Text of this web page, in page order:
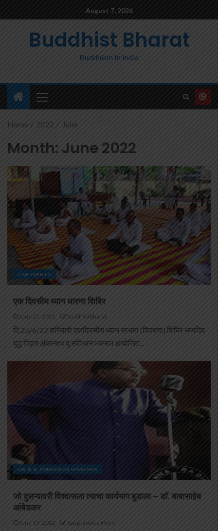
August 7, 2026
Buddhist Bharat
Buddhism In India
Home 2022 June
Month: June 2022
LIVE EVENTS
एक दिवसीय ध्यान धारणा शिबिर
June 25, 2022 buddhistbharat
दि.25/6/22 शनिवारी एकदिवसीय ध्यान साधना (विपषणा) शिबिर धम्मदिप
बुद्ध विहार अंबरनाथ पु.संविधान भवनात आयोजित...
DR. B. R. AMBEDKAR SPEECHES
जो दुसऱ्यावरी विश्वासला त्याचा कार्यभाग बुडाला – डाॅ. बाबासाहेब
आंबेडकर
June 19, 2022 Sanghamitra More